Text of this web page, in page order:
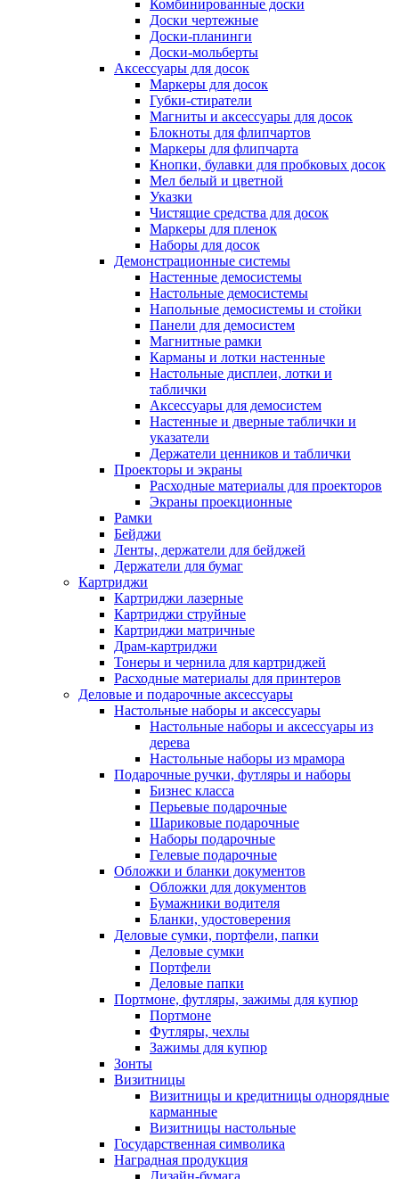
Комбинированные доски
Доски чертежные
Доски-планинги
Доски-мольберты
Аксессуары для досок
Маркеры для досок
Губки-стиратели
Магниты и аксессуары для досок
Блокноты для флипчартов
Маркеры для флипчарта
Кнопки, булавки для пробковых досок
Мел белый и цветной
Указки
Чистящие средства для досок
Маркеры для пленок
Наборы для досок
Демонстрационные системы
Настенные демосистемы
Настольные демосистемы
Напольные демосистемы и стойки
Панели для демосистем
Магнитные рамки
Карманы и лотки настенные
Настольные дисплеи, лотки и
таблички
Аксессуары для демосистем
Настенные и дверные таблички и
указатели
Держатели ценников и таблички
Проекторы и экраны
Расходные материалы для проекторов
Экраны проекционные
Рамки
Бейджи
Ленты, держатели для бейджей
Держатели для бумаг
Картриджи
Картриджи лазерные
Картриджи струйные
Картриджи матричные
Драм-картриджи
Тонеры и чернила для картриджей
Расходные материалы для принтеров
Деловые и подарочные аксессуары
Настольные наборы и аксессуары
Настольные наборы и аксессуары из
дерева
Настольные наборы из мрамора
Подарочные ручки, футляры и наборы
Бизнес класса
Перьевые подарочные
Шариковые подарочные
Наборы подарочные
Гелевые подарочные
Обложки и бланки документов
Обложки для документов
Бумажники водителя
Бланки, удостоверения
Деловые сумки, портфели, папки
Деловые сумки
Портфели
Деловые папки
Портмоне, футляры, зажимы для купюр
Портмоне
Футляры, чехлы
Зажимы для купюр
Зонты
Визитницы
Визитницы и кредитницы однорядные
карманные
Визитницы настольные
Государственная символика
Наградная продукция